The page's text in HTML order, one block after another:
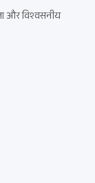
और विश्वसनीय